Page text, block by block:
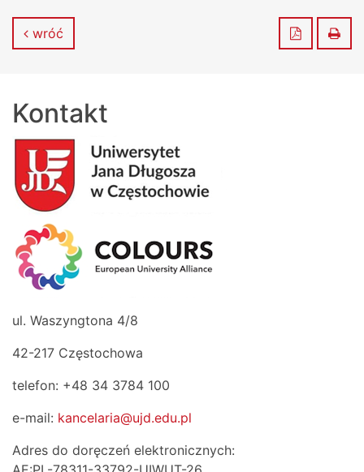
wróć Zapisz do
Kontakt
ul. Waszyngtona 4/8
42-217 Częstochowa
telefon: +48 34 3784 100
e-mail: kancelaria@ujd.edu.pl
Adres do doręczeń elektronicznych: